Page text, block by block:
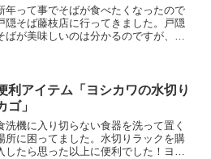
年って事でそばが食べたくなったので
隠そば藤枝店に行ってきました。戸隠
ばが美味しいのは分かるのですが、い
勢いました。そばの気...
利アイテム「ヨシカワの水切り
ゴ」
洗機に入り切らない食器を洗って置く
所に困ってました。水切りラックを購
したら思った以上に便利でした！ヨシ